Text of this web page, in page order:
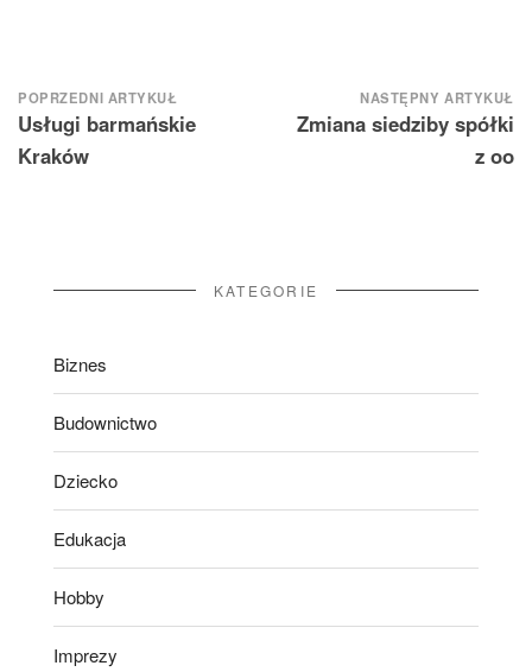
Nawigacja
wpisu
POPRZEDNI ARTYKUŁ
Usługi barmańskie
Kraków
NASTĘPNY ARTYKUŁ
Zmiana siedziby spółki
z oo
KATEGORIE
Biznes
Budownictwo
Dziecko
Edukacja
Hobby
Imprezy